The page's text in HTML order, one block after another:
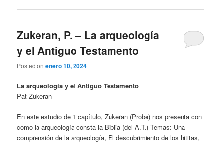
Zukeran, P. – La arqueología
y el Antiguo Testamento
Posted onenero 10, 2024
La arqueología y el Antiguo Testamento
Pat Zukeran
En este estudio de 1 capítulo, Zukeran (Probe) nos presenta con
como la arqueología consta la Biblia (del A.T.) Temas: Una
comprensión de la arqueología, El descubrimiento de los hititas,